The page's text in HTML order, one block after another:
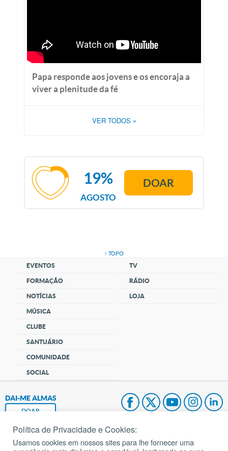
Papa responde aos jovens e os encoraja a
viver a plenitude da fé
VER TODOS »
AGOSTO
19% DOAR
↑ TOPO
EVENTOS
FORMAÇÃO
NOTÍCIAS
MÚSICA
CLUBE
SANTUÁRIO
COMUNIDADE
SOCIAL
TV
RÁDIO
LOJA
DAI-ME ALMAS
DOAR
Fundação João Paulo II
Política de Privacidade e Cookies:
Usamos cookies em nossos sites para lhe fornecer uma